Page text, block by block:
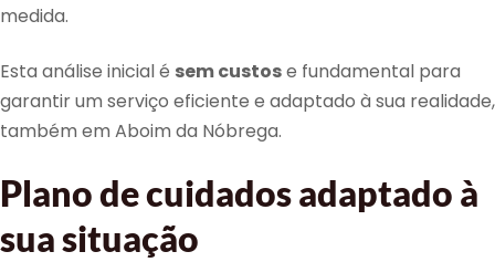
medida.
Esta análise inicial é sem custose fundamental para
garantir um serviço eficiente e adaptado à sua realidade,
também em Aboim da Nóbrega.
Plano de cuidados adaptado à
sua situação